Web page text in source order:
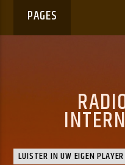
PAGES
LUISTER IN UW EIGEN PLAYER